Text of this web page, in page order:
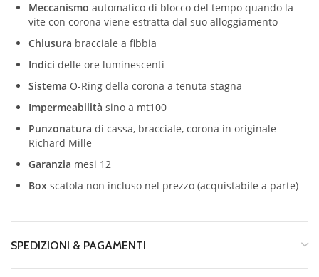
Meccanismo automatico di blocco del tempo quando la
vite con corona viene estratta dal suo alloggiamento
Chiusura bracciale a fibbia
Indici delle ore luminescenti
Sistema O-Ring della corona a tenuta stagna
Impermeabilità sino a mt100
Punzonatura di cassa, bracciale, corona in originale
Richard Mille
Garanzia mesi 12
Box scatola non incluso nel prezzo (acquistabile a parte)
SPEDIZIONI & PAGAMENTI